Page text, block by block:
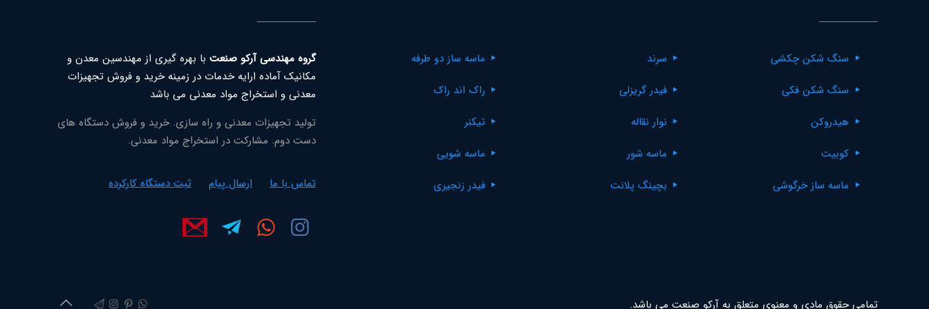
سنگ شکن چکشی
سنگ شکن فکی
هیدروکن
کوبیت
ماسه ساز خرگوشی
سرند
فیدر گریزلی
نوار نقاله
ماسه شور
بچینگ پلانت
ماسه ساز دو طرفه
راک اند راک
تیکنر
ماسه شویی
فیدر زنجیری
گروه مهندسی آرکو صنعت با بهره گیری از مهندسین معدن و
مکانیک آماده ارایه خدمات در زمینه خرید و فروش تجهیزات
معدنی و استخراج مواد معدنی می باشد
تولید تجهیزات معدنی و راه سازی. خرید و فروش دستگاه های
دست دوم. مشارکت در استخراج مواد معدنی.
تماس با ما ارسال پیام ثبت دستگاه کارکرده
تمامی حقوق مادی و معنوی متعلق به آرکو صنعت می باشد.